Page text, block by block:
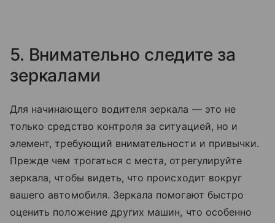
5. Внимательно следите за
зеркалами
Для начинающего водителя зеркала — это не
только средство контроля за ситуацией, но и
элемент, требующий внимательности и привычки.
Прежде чем трогаться с места, отрегулируйте
зеркала, чтобы видеть, что происходит вокруг
вашего автомобиля. Зеркала помогают быстро
оценить положение других машин, что особенно